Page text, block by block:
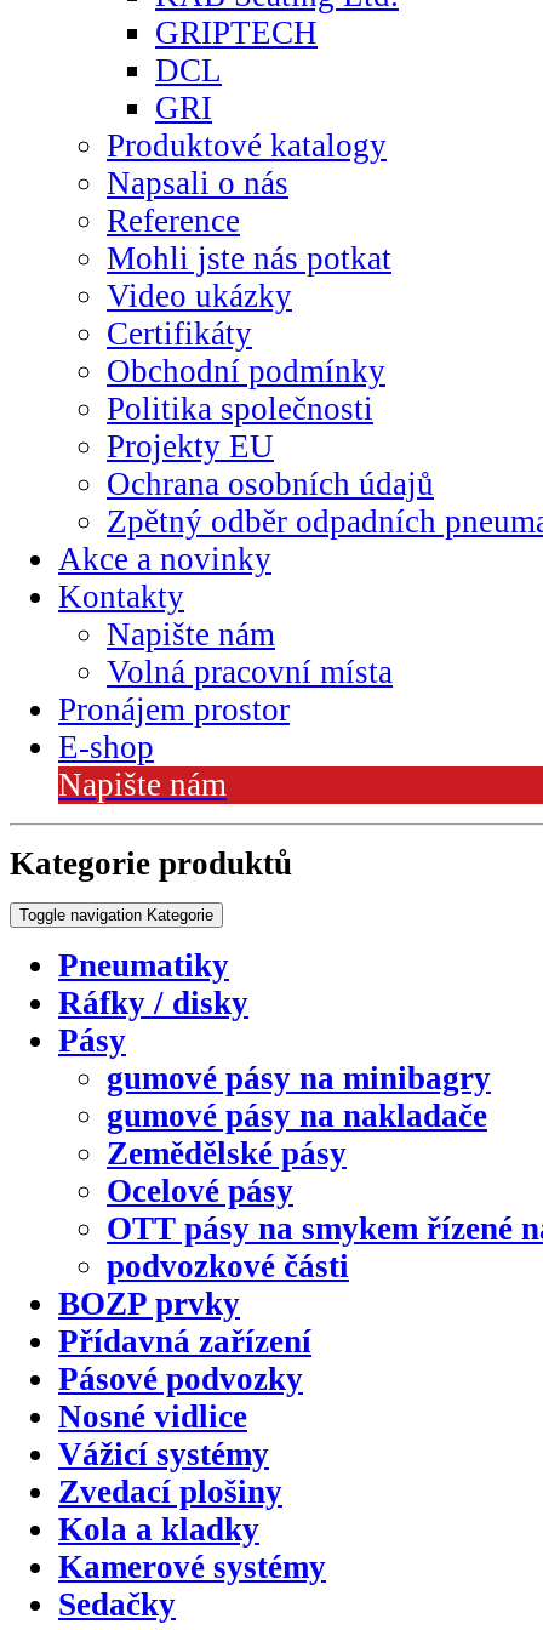
GRIPTECH
DCL
GRI
Produktové katalogy
Napsali o nás
Reference
Mohli jste nás potkat
Video ukázky
Certifikáty
Obchodní podmínky
Politika společnosti
Projekty EU
Ochrana osobních údajů
Zpětný odběr odpadních
Akce a novinky
Kontakty
Napište nám
Volná pracovní místa
Pronájem prostor
E-shop
Napište nám
Kategorie produktů
Toggle navigation Kategorie
Pneumatiky
Ráfky / disky
Pásy
gumové pásy na minibagry
gumové pásy na nakladače
Zemědělské pásy
Ocelové pásy
OTT pásy na smykem řízené
podvozkové části
BOZP prvky
Přídavná zařízení
Pásové podvozky
Nosné vidlice
Vážicí systémy
Zvedací plošiny
Kola a kladky
Kamerové systémy
Sedačky